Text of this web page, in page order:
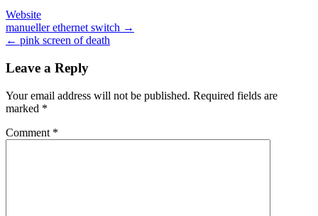
Website
Post
navigation
manueller ethernet switch →
← pink screen of death
Leave a Reply
Your email address will not be published. Required fields are
marked *
Comment *